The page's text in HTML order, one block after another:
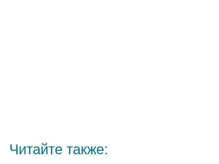
Читайте также: